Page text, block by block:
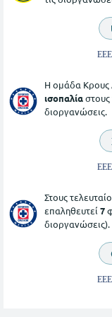
Η ομάδα Κρους
ισοπαλίαστους
διοργανώσεις.
Στους
επαληθευτεί 7
διοργανώσεις).